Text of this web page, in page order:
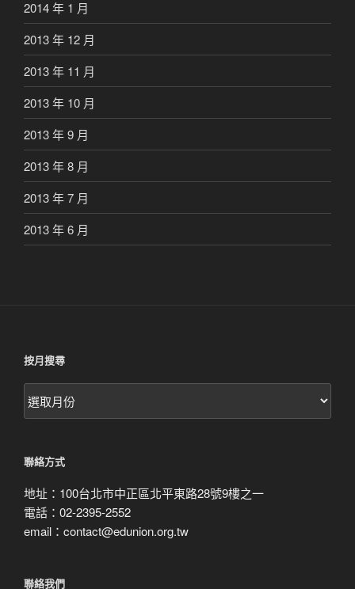
2014 年 1 月
2013 年 12 月
2013 年 11 月
2013 年 10 月
2013 年 9 月
2013 年 8 月
2013 年 7 月
2013 年 6 月
按月搜尋
按
月
聯絡方式
地址：100台北市中正區北平東路28號9樓之一
電話：02-2395-2552
email：contact@edunion.org.tw
聯絡我們